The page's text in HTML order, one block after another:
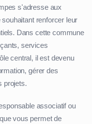
s'adresse aux
renforcer leur
Dans cette commune
services
central, il est devenu
gérer des
projets.
associatif ou
vous permet de